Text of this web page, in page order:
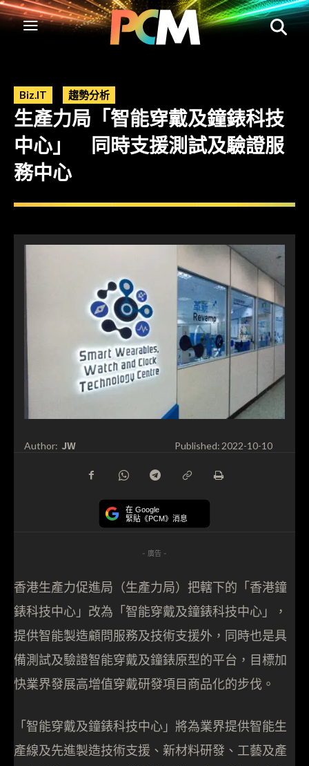
Biz.IT 趨勢分析
生產力局「智能穿戴及鐘錶科技
中心」 同時支援測試及驗證服
務中心
Author: JW Published:2022-10-10
在 Google
緊貼《PCM》消息
- 廣告 -
香港生產力促進局（生產力局）把轄下的「香港鐘
錶科技中心」改為「智能穿戴及鐘錶科技中心」，
提供智能製造顧問服務及技術支援外，同時也是具
備測試及驗證智能穿戴及鐘錶原型的平台，目標加
快業界發展高增值穿戴研發項目商品化的步伐。
「智能穿戴及鐘錶科技中心」將為業界提供智能生
產線及先進製造技術支援、新材料研發、工藝及產